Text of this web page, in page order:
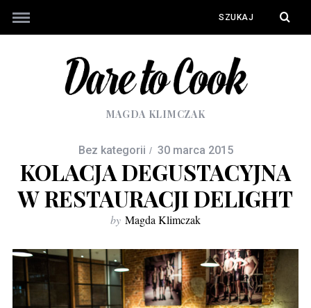
MAGDA KLIMCZAK
Bez kategorii 30 marca 2015
KOLACJA DEGUSTACYJNA
W RESTAURACJI DELIGHT
by Magda Klimczak